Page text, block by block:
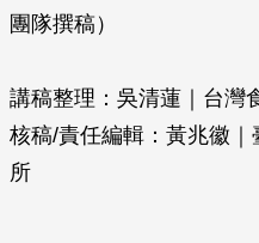
團隊撰稿）
講稿整理：吳清蓮｜台灣
核稿/責任編輯：黃兆徽
所